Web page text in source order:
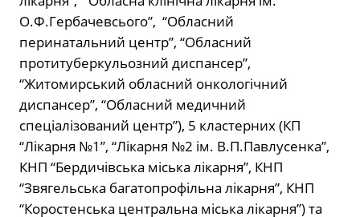
О.Ф.Гербачевсього”, “Обласний
перинатальний центр”, “Обласний
протитуберкульозний диспансер”,
“Житомирський обласний онкологічний
диспансер”, “Обласний медичний
спеціалізований центр”), 5 кластерних (КП
“Лікарня №1”, “Лікарня №2 ім. В.П.Павлусенка”,
КНП “Бердичівська міська лікарня”, КНП
“Звягельська багатопрофільна лікарня”, КНП
“Коростенська центральна міська лікарня”) та